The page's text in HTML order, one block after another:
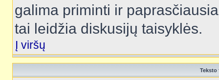
galima priminti ir
tai leidžia diskusijų taisyklės.
Į viršų
Teksto